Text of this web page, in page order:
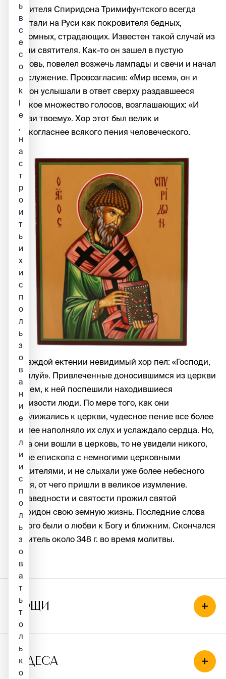
Святителя Спиридона Тримифунтского всегда
почитали на Руси как покровителя бедных,
бездомных, страдающих. Известен такой случай из
жизни святителя. Как-то он зашел в пустую
церковь, повелел возжечь лампады и свечи и начал
богослужение. Провозгласив: «Мир всем», он и
диакон услышали в ответ сверху раздавшееся
великое множество голосов, возглашающих: «И
духови твоему». Хор этот был велик и
сладкогласнее всякого пения человеческого.
На каждой ектении невидимый хор пел: «Господи,
помилуй». Привлеченные доносившимся из церкви
пением, к ней поспешили находившиеся
поблизости люди. По мере того, как они
приближались к церкви, чудесное пение все более
и более наполняло их слух и услаждало сердца. Но,
когда они вошли в церковь, то не увидели никого,
кроме епископа с немногими церковными
служителями, и не слыхали уже более небесного
пения, от чего пришли в великое изумление.
В праведности и святости прожил святой
Спиридон свою земную жизнь. Последние слова
святого были о любви к Богу и ближним. Скончался
святитель около 348 г. во время молитвы.
Мощи
Чудеса
ь
в
с
е
c
o
o
k
i
e
,
н
а
с
т
р
о
и
т
ь
и
х
и
с
п
о
л
ь
з
о
в
а
н
и
е
и
л
и
и
с
п
о
л
ь
з
о
в
а
т
ь
т
о
л
ь
к
о